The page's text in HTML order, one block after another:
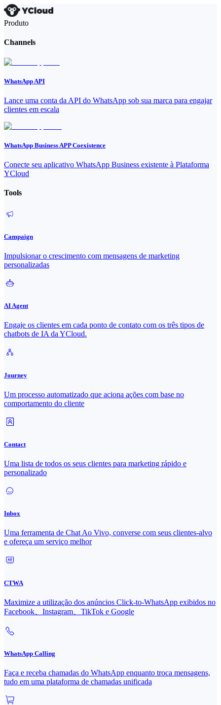
Produto
Channels
WhatsApp API
Lance uma conta da API do WhatsApp sob sua marca para engajar
clientes em escala
WhatsApp Business APP Coexistence
Conecte seu aplicativo WhatsApp Business existente à Plataforma
YCloud
Tools
Campaign
Impulsionar o crescimento com mensagens de marketing
personalizadas
AI Agent
Engaje os clientes em cada ponto de contato com os três tipos de
chatbots de IA da YCloud.
Journey
Um processo automatizado que aciona ações com base no
comportamento do cliente
Contact
Uma lista de todos os seus clientes para marketing rápido e
personalizado
Inbox
Uma ferramenta de Chat Ao Vivo, converse com seus clientes-alvo
e ofereça um serviço melhor
CTWA
Maximize a utilização dos anúncios Click-to-WhatsApp exibidos no
Facebook、Instagram、TikTok e Google
WhatsApp Calling
Faça e receba chamadas do WhatsApp enquanto troca mensagens,
tudo em uma plataforma de chamadas unificada